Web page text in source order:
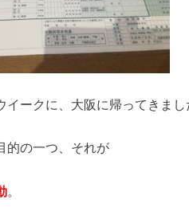
イークに、大阪に帰ってきまし
的の一つ、それが
。